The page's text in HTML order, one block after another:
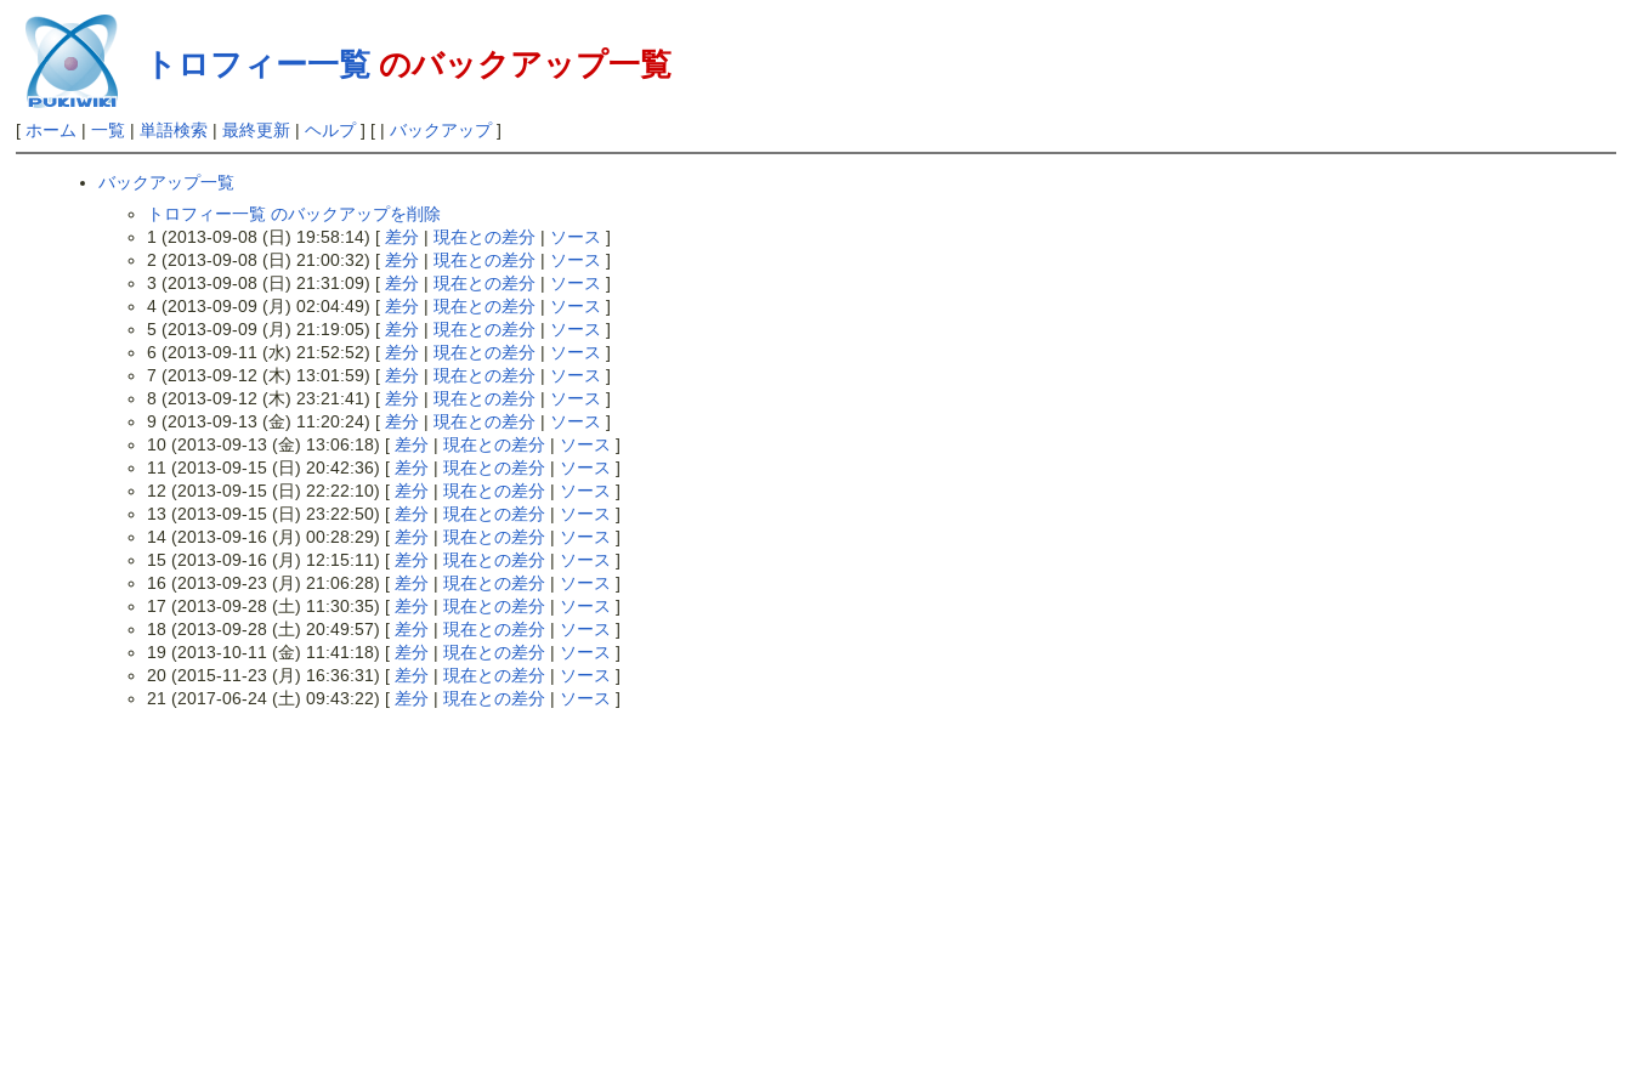
トロフィー一覧 のバックアップ一覧
[ホーム |一覧 |単語検索 |最終更新 |ヘルプ ] [ |バックアップ ]
バックアップ一覧
トロフィー一覧 のバックアップを削除
1 (2013-09-08 (日) 19:58:14) [ 差分 |現在との差分 | ソース ]
2 (2013-09-08 (日) 21:00:32) [ 差分 |現在との差分 | ソース ]
3 (2013-09-08 (日) 21:31:09) [ 差分 |現在との差分 | ソース ]
4 (2013-09-09 (月) 02:04:49) [ 差分 |現在との差分 | ソース ]
5 (2013-09-09 (月) 21:19:05) [ 差分 |現在との差分 | ソース ]
6 (2013-09-11 (水) 21:52:52) [ 差分 |現在との差分 | ソース ]
7 (2013-09-12 (木) 13:01:59) [ 差分 |現在との差分 | ソース ]
8 (2013-09-12 (木) 23:21:41) [ 差分 |現在との差分 | ソース ]
9 (2013-09-13 (金) 11:20:24) [ 差分 |現在との差分 | ソース ]
10 (2013-09-13 (金) 13:06:18) [ 差分 |現在との差分 | ソース ]
11 (2013-09-15 (日) 20:42:36) [ 差分 |現在との差分 | ソース ]
12 (2013-09-15 (日) 22:22:10) [ 差分 |現在との差分 | ソース ]
13 (2013-09-15 (日) 23:22:50) [ 差分 |現在との差分 | ソース ]
14 (2013-09-16 (月) 00:28:29) [ 差分 |現在との差分 | ソース ]
15 (2013-09-16 (月) 12:15:11) [ 差分 |現在との差分 | ソース ]
16 (2013-09-23 (月) 21:06:28) [ 差分 |現在との差分 | ソース ]
17 (2013-09-28 (土) 11:30:35) [ 差分 |現在との差分 | ソース ]
18 (2013-09-28 (土) 20:49:57) [ 差分 |現在との差分 | ソース ]
19 (2013-10-11 (金) 11:41:18) [ 差分 |現在との差分 | ソース ]
20 (2015-11-23 (月) 16:36:31) [ 差分 |現在との差分 | ソース ]
21 (2017-06-24 (土) 09:43:22) [ 差分 |現在との差分 | ソース ]